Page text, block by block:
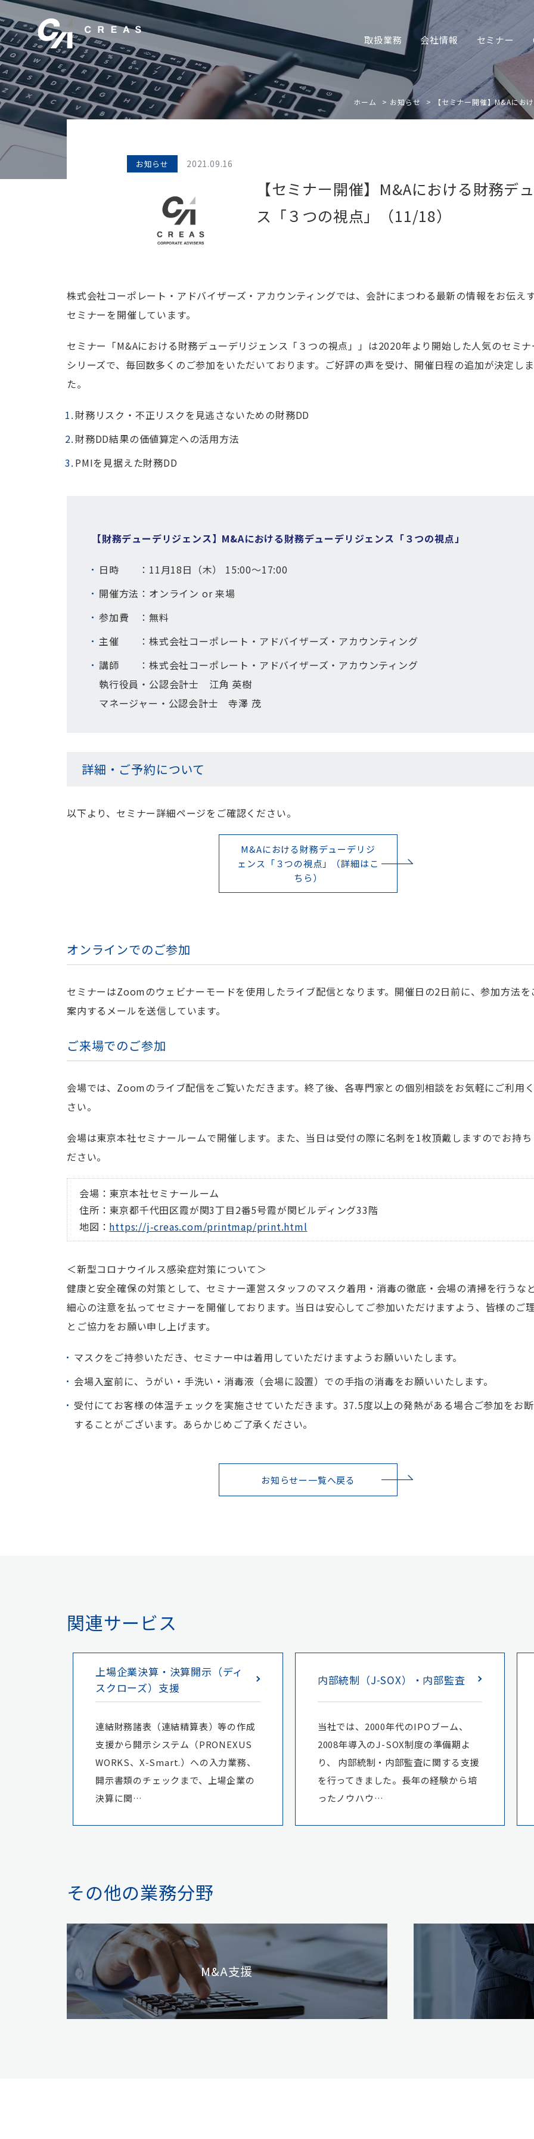
取扱業務 会社情報 セミナー
ホーム お知らせ 【セミナー開催】M&Aに
お知らせ 2021.09.16
【セミナー開催】M&Aにおける財務デ
ス「３つの視点」（11/18）
株式会社コーポレート・アドバイザーズ・アカウンティングでは、会計にまつわる最新の情報をお伝え
セミナーを開催しています。
セミナー「M&Aにおける財務デューデリジェンス「３つの視点」」は2020年より開始した人気のセミ
シリーズで、毎回数多くのご参加をいただいております。ご好評の声を受け、開催日程の追加が決定し
た。
財務リスク・不正リスクを見逃さないための財務DD
財務DD結果の価値算定への活用方法
PMIを見据えた財務DD
【財務デューデリジェンス】M&Aにおける財務デューデリジェンス「３つの視点」
日時 ：11月18日（木） 15:00～17:00
開催方法：オンライン or 来場
参加費 ：無料
主催 ：株式会社コーポレート・アドバイザーズ・アカウンティング
講師 ：株式会社コーポレート・アドバイザーズ・アカウンティング
執行役員・公認会計士 江角 英樹
マネージャー・公認会計士 寺澤 茂
詳細・ご予約について
以下より、セミナー詳細ページをご確認ください。
M&Aにおける財務デューデリジ
ェンス「３つの視点」（詳細はこ
ちら）
オンラインでのご参加
セミナーはZoomのウェビナーモードを使用したライブ配信となります。開催日の2日前に、参加方法を
案内するメールを送信しています。
ご来場でのご参加
会場では、Zoomのライブ配信をご覧いただきます。終了後、各専門家との個別相談をお気軽にご利用
さい。
会場は東京本社セミナールームで開催します。また、当日は受付の際に名刺を1枚頂戴しますのでお持
ださい。
会場：東京本社セミナールーム
住所：東京都千代田区霞が関3丁目2番5号霞が関ビルディング33階
地図： https://j-creas.com/printmap/print.html
＜新型コロナウイルス感染症対策について＞
健康と安全確保の対策として、セミナー運営スタッフのマスク着用・消毒の徹底・会場の清掃を行うな
細心の注意を払ってセミナーを開催しております。当日は安心してご参加いただけますよう、皆様のご
とご協力をお願い申し上げます。
マスクをご持参いただき、セミナー中は着用していただけますようお願いいたします。
会場入室前に、うがい・手洗い・消毒液（会場に設置）での手指の消毒をお願いいたします。
受付にてお客様の体温チェックを実施させていただきます。37.5度以上の発熱がある場合ご参加をお
することがございます。あらかじめご了承ください。
お知らせー一覧へ戻る
関連サービス
上場企業決算・決算開示（ディ
スクローズ）支援
連結財務諸表（連結精算表）等の作成
支援から開示システム（PRONEXUS
WORKS、X-Smart.）への入力業務、
開示書類のチェックまで、上場企業の
決算に関…
内部統制（J-SOX）・内部監査
当社では、2000年代のIPOブーム、
2008年導入のJ-SOX制度の準備期よ
り、 内部統制・内部監査に関する支援
を行ってきました。長年の経験から培
ったノウハウ…
その他の業務分野
M&A支援